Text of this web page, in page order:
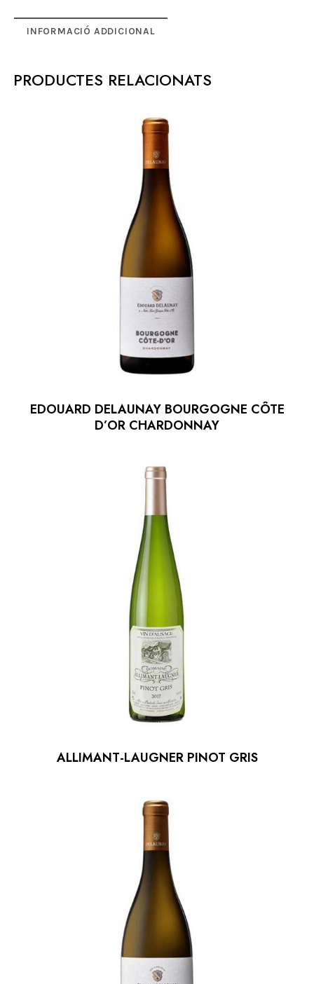
INFORMACIÓ ADDICIONAL
PRODUCTES RELACIONATS
EDOUARD DELAUNAY BOURGOGNE CÔTE
D’OR CHARDONNAY
ALLIMANT-LAUGNER PINOT GRIS